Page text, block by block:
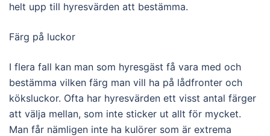
helt upp till hyresvärden att bestämma.
Färg på luckor
I flera fall kan man som hyresgäst få vara med och
bestämma vilken färg man vill ha på lådfronter och
köksluckor. Ofta har hyresvärden ett visst antal färger
att välja mellan, som inte sticker ut allt för mycket.
Man får nämligen inte ha kulörer som är extrema